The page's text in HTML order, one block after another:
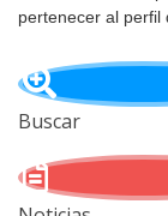
pertenecer al perfil
Buscar